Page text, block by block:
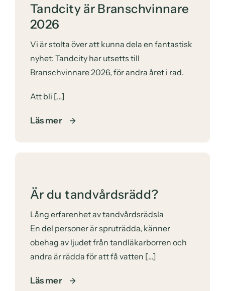
Tandcity är Branschvinnare
2026
Vi är stolta över att kunna dela en fantastisk
nyhet: Tandcity har utsetts till
Branschvinnare 2026, för andra året i rad.
Att bli […]
Läs mer
Är du tandvårdsrädd?
Lång erfarenhet av tandvårdsrädsla
En del personer är spruträdda, känner
obehag av ljudet från tandläkarborren och
andra är rädda för att få vatten […]
Läs mer